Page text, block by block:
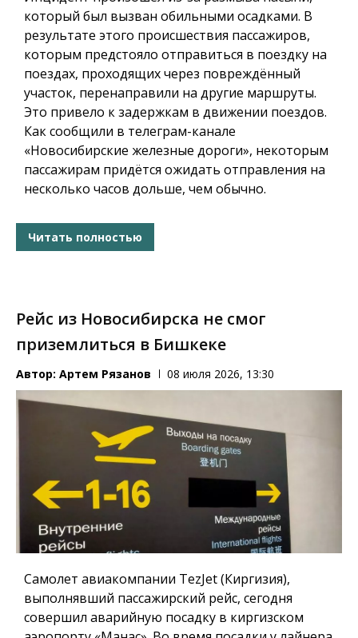
который был вызван обильными осадками. В
результате этого происшествия пассажиров,
которым предстояло отправиться в поездку на
поездах, проходящих через повреждённый
участок, перенаправили на другие маршруты.
Это привело к задержкам в движении поездов.
Как сообщили в телеграм-канале
«Новосибирские железные дороги», некоторым
пассажирам придётся ожидать отправления на
несколько часов дольше, чем обычно.
Читать полностью
Рейс из Новосибирска не смог
приземлиться в Бишкеке
Автор: Артем Рязанов 08 июля 2026, 13:30
Самолет авиакомпании TezJet (Киргизия),
выполнявший пассажирский рейс, сегодня
совершил аварийную посадку в киргизском